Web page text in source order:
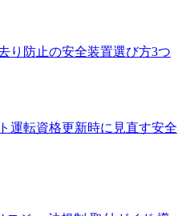
り防止の安全装置選び方3つ
運転資格更新時に見直す安全